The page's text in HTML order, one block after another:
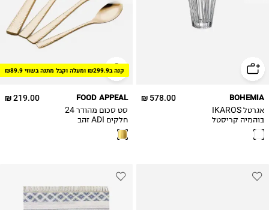
578.00 ₪ BOHEMIA
אגרטל IKAROS
בוהמיה קריסטל
קנה ב₪299.9 ומעלה וקבל מתנה בשווי ₪89.9
219.00 ₪ FOOD APPEAL
סט סכום מהודר 24
חלקים ADI זהב